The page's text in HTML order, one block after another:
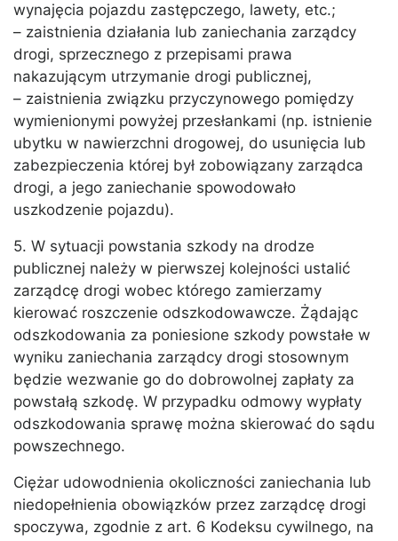
wynajęcia pojazdu zastępczego, lawety, etc.;
– zaistnienia działania lub zaniechania zarządcy
drogi, sprzecznego z przepisami prawa
nakazującym utrzymanie drogi publicznej,
– zaistnienia związku przyczynowego pomiędzy
wymienionymi powyżej przesłankami (np. istnienie
ubytku w nawierzchni drogowej, do usunięcia lub
zabezpieczenia której był zobowiązany zarządca
drogi, a jego zaniechanie spowodowało
uszkodzenie pojazdu).
5. W sytuacji powstania szkody na drodze
publicznej należy w pierwszej kolejności ustalić
zarządcę drogi wobec którego zamierzamy
kierować roszczenie odszkodowawcze. Żądając
odszkodowania za poniesione szkody powstałe w
wyniku zaniechania zarządcy drogi stosownym
będzie wezwanie go do dobrowolnej zapłaty za
powstałą szkodę. W przypadku odmowy wypłaty
odszkodowania sprawę można skierować do sądu
powszechnego.
Ciężar udowodnienia okoliczności zaniechania lub
niedopełnienia obowiązków przez zarządcę drogi
spoczywa, zgodnie z art. 6 Kodeksu cywilnego, na